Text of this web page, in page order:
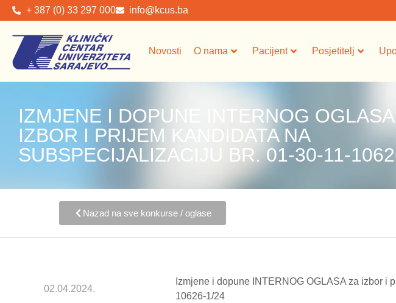
+ 387 (0) 33 297 000 info@kcus.ba
Novosti O nama Pacijent Posjetitelj
IZMJENE I DOPUNE INTERNOG OGLASA
IZBOR I PRIJEM KANDIDATA NA
SUBSPECIJALIZACIJU BR. 01-30-11-
Nazad na sve konkurse / oglase
02.04.2024.
Izmjene i dopune INTERNOG OGLASA za izbor i
10626-1/24